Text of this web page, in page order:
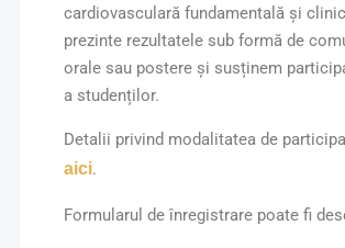
cardiovasculară fundamentală și
prezinte rezultatele sub formă de
orale sau postere și susținem
a studenților.
Detalii privind modalitatea de
aici.
Formularul de înregistrare poate fi